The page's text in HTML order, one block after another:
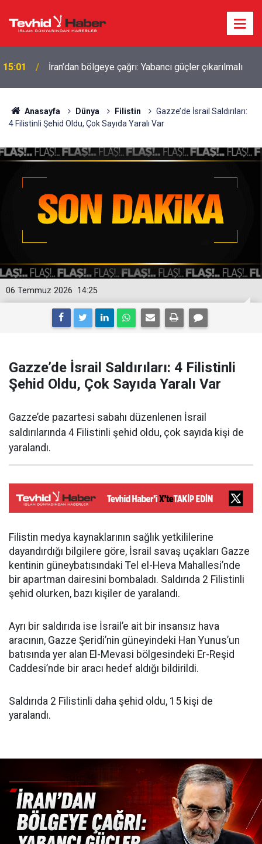
15:01 İran’dan bölgeye çağrı: Yabancı güçler çıkarılmalı
Anasayfa Dünya Filistin
Gazze’de İsrail Saldırıları:
4 Filistinli Şehid Oldu, Çok Sayıda Yaralı Var
14:25
06 Temmuz 2026
Gazze’de İsrail Saldırıları: 4 Filistinli
Şehid Oldu, Çok Sayıda Yaralı Var
Gazze’de pazartesi sabahı düzenlenen İsrail
saldırılarında 4 Filistinli şehid oldu, çok sayıda kişi de
yaralandı.
Filistin medya kaynaklarının sağlık yetkililerine
dayandırdığı bilgilere göre, İsrail savaş uçakları Gazze
kentinin güneybatısındaki Tel el-Heva Mahallesi’nde
bir apartman dairesini bombaladı. Saldırıda 2 Filistinli
şehid olurken, bazı kişiler de yaralandı.
Ayrı bir saldırıda ise İsrail’e ait bir insansız hava
aracının, Gazze Şeridi’nin güneyindeki Han Yunus’un
batısında yer alan El-Mevasi bölgesindeki Er-Reşid
Caddesi’nde bir aracı hedef aldığı bildirildi.
Saldırıda 2 Filistinli daha şehid oldu, 15 kişi de
yaralandı.